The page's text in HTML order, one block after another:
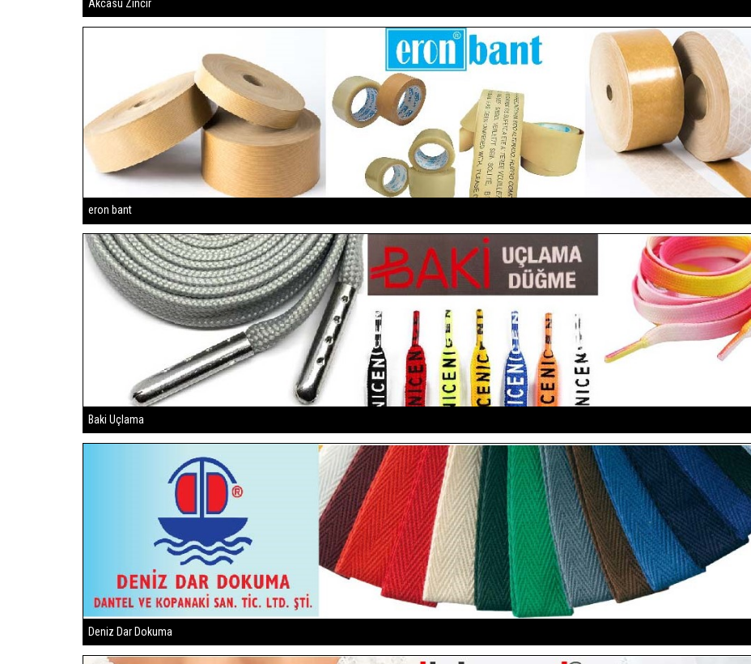
Akcasu Zincir
eron bant
Baki Uçlama
Deniz Dar Dokuma